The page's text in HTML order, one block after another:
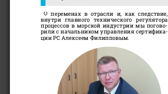
О  переменах  в  отрасли  и,  как  следствие,
внутри  главного  технического  регулятора
процессов в морской индустрии мы погово-
рили с начальником управления сертифика-
ции РС Алексеем Филипповым.